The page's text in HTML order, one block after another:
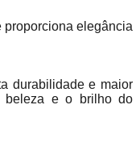
proporciona elegância
durabilidade e maior
beleza e o brilho do